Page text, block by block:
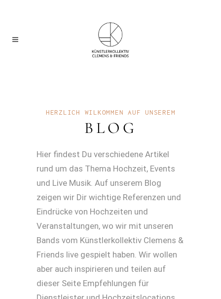
HERZLICH WILKOMMEN AUF UNSEREM
BLOG
Hier findest Du verschiedene Artikel
rund um das Thema Hochzeit, Events
und Live Musik. Auf unserem Blog
zeigen wir Dir wichtige Referenzen und
Eindrücke von Hochzeiten und
Veranstaltungen, wo wir mit unseren
Bands vom Künstlerkollektiv Clemens &
Friends live gespielt haben. Wir wollen
aber auch inspirieren und teilen auf
dieser Seite Empfehlungen für